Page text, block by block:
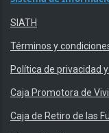
SIATH
Términos y
Política de privacidad
Caja Promotora de
Caja de Retiro de las